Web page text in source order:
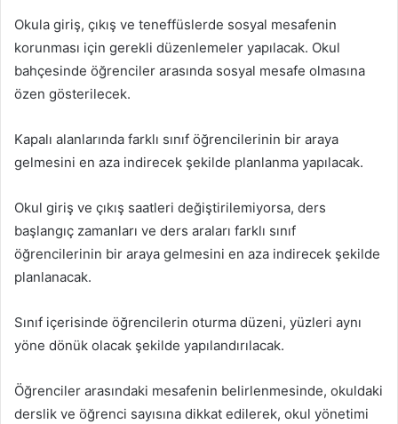
Okula giriş, çıkış ve teneffüslerde sosyal mesafenin
korunması için gerekli düzenlemeler yapılacak. Okul
bahçesinde öğrenciler arasında sosyal mesafe olmasına
özen gösterilecek.
Kapalı alanlarında farklı sınıf öğrencilerinin bir araya
gelmesini en aza indirecek şekilde planlanma yapılacak.
Okul giriş ve çıkış saatleri değiştirilemiyorsa, ders
başlangıç zamanları ve ders araları farklı sınıf
öğrencilerinin bir araya gelmesini en aza indirecek şekilde
planlanacak.
Sınıf içerisinde öğrencilerin oturma düzeni, yüzleri aynı
yöne dönük olacak şekilde yapılandırılacak.
Öğrenciler arasındaki mesafenin belirlenmesinde, okuldaki
derslik ve öğrenci sayısına dikkat edilerek, okul yönetimi